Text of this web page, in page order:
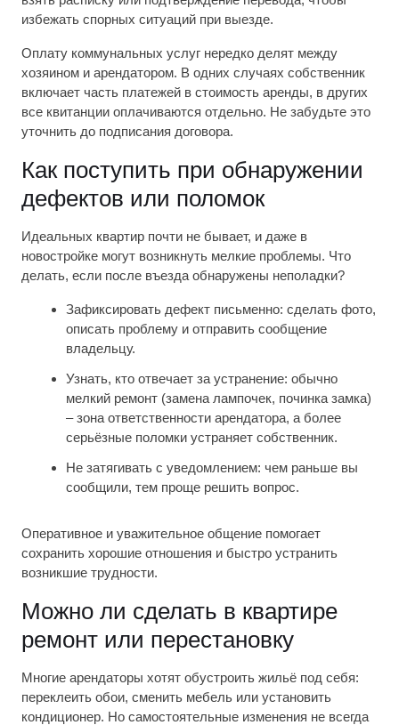
избежать спорных ситуаций при выезде.
Оплату коммунальных услуг нередко делят между
хозяином и арендатором. В одних случаях собственник
включает часть платежей в стоимость аренды, в других
все квитанции оплачиваются отдельно. Не забудьте это
уточнить до подписания договора.
Как поступить при обнаружении
дефектов или поломок
Идеальных квартир почти не бывает, и даже в
новостройке могут возникнуть мелкие проблемы. Что
делать, если после въезда обнаружены неполадки?
Зафиксировать дефект письменно: сделать фото,
описать проблему и отправить сообщение
владельцу.
Узнать, кто отвечает за устранение: обычно
мелкий ремонт (замена лампочек, починка замка)
– зона ответственности арендатора, а более
серьёзные поломки устраняет собственник.
Не затягивать с уведомлением: чем раньше вы
сообщили, тем проще решить вопрос.
Оперативное и уважительное общение помогает
сохранить хорошие отношения и быстро устранить
возникшие трудности.
Можно ли сделать в квартире
ремонт или перестановку
Многие арендаторы хотят обустроить жильё под себя:
переклеить обои, сменить мебель или установить
кондиционер. Но самостоятельные изменения не всегда